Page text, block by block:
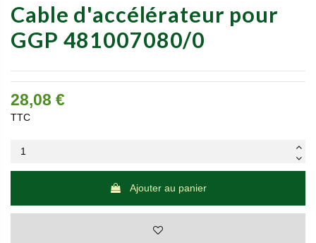
Cable d'accélérateur pour
GGP 481007080/0
28,08 €
TTC
Ajouter au panier